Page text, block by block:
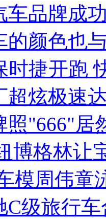
车品牌成
的颜色也
时捷开跑
超炫极速
照"666"居
博格林让
模周伟童
C级旅行